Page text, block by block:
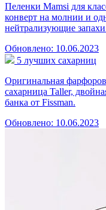
Пеленки Mamsi для
конверт на молнии и
нейтрализующие
Обновлено: 10.06.2023
5 лучших сахарниц
Оригинальная
сахарница Taller,
банка от Fissman.
Обновлено: 10.06.2023